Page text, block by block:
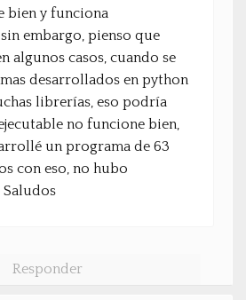
bien y funciona
embargo, pienso que
algunos casos, cuando se
desarrollados en python
librerías, eso podría
no funcione bien,
un programa de 63
con eso, no hubo
Saludos
Responder